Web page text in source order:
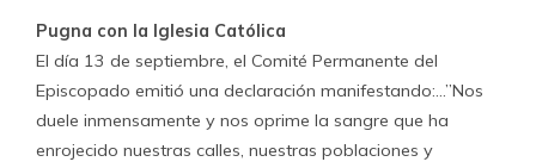
Pugna con la Iglesia Católica
El día 13 de septiembre, el Comité Permanente del
Episcopado emitió una declaración manifestando:…”Nos
duele inmensamente y nos oprime la sangre que ha
enrojecido nuestras calles, nuestras poblaciones y